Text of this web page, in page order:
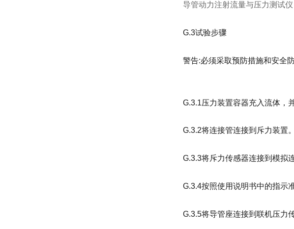
导管动力注射流量与压力测试仪
G.3试验步骤
警告:必须采取预防措施和安全
G.3.1压力装置容器充入流体，
G.3.2将连接管连接到斥力装置。
G.3.3将斥力传感器连接到模拟
G.3.4按照使用说明书中的指示
G.3.5将导管座连接到联机压力